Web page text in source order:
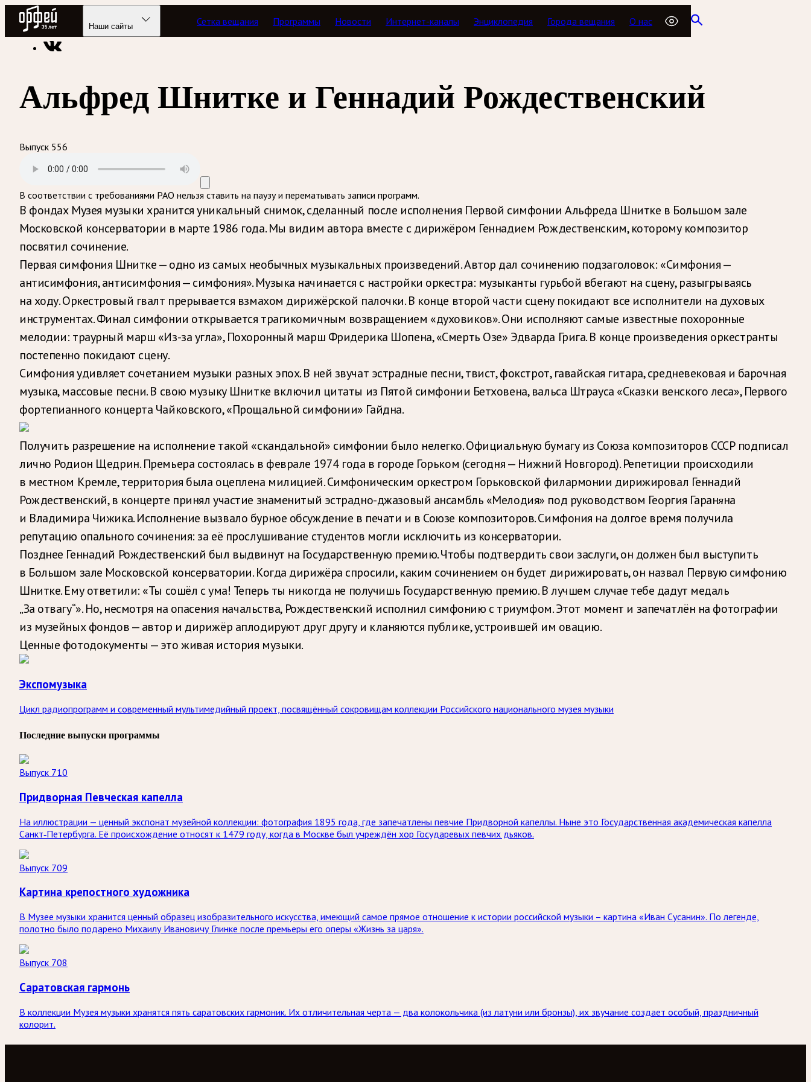
Радио Орфей
Наши сайты Сетка вещания Программы Новости Интернет-каналы Энциклопедия Города вещания О нас
Радио классической музыки «Орфей» Программы в эфире Экспомузыка
Альфред Шнитке и Геннадий Рождественский
Выпуск 556
В соответствии с требованиями РАО нельзя ставить на паузу и перематывать записи программ.
В фондах Музея музыки хранится уникальный снимок, сделанный после исполнения Первой симфонии Альфреда Шнитке в Большом зале
Московской консерватории в марте 1986 года. Мы видим автора вместе с дирижёром Геннадием Рождественским, которому композитор
посвятил сочинение.
Первая симфония Шнитке — одно из самых необычных музыкальных произведений. Автор дал сочинению подзаголовок: «Симфония —
антисимфония, антисимфония — симфония». Музыка начинается с настройки оркестра: музыканты гурьбой вбегают на сцену, разыгрываясь
на ходу. Оркестровый гвалт прерывается взмахом дирижёрской палочки. В конце второй части сцену покидают все исполнители на духовых
инструментах. Финал симфонии открывается трагикомичным возвращением «духовиков». Они исполняют самые известные похоронные
мелодии: траурный марш «Из-за угла», Похоронный марш Фридерика Шопена, «Смерть Озе» Эдварда Грига. В конце произведения оркестранты
постепенно покидают сцену.
Симфония удивляет сочетанием музыки разных эпох. В ней звучат эстрадные песни, твист, фокстрот, гавайская гитара, средневековая и барочная
музыка, массовые песни. В свою музыку Шнитке включил цитаты из Пятой симфонии Бетховена, вальса Штрауса «Сказки венского леса», Первого
фортепианного концерта Чайковского, «Прощальной симфонии» Гайдна.
Получить разрешение на исполнение такой «скандальной» симфонии было нелегко. Официальную бумагу из Союза композиторов СССР подписал
лично Родион Щедрин. Премьера состоялась в феврале 1974 года в городе Горьком (сегодня — Нижний Новгород). Репетиции происходили
в местном Кремле, территория была оцеплена милицией. Симфоническим оркестром Горьковской филармонии дирижировал Геннадий
Рождественский, в концерте принял участие знаменитый эстрадно-джазовый ансамбль «Мелодия» под руководством Георгия Гараняна
и Владимира Чижика. Исполнение вызвало бурное обсуждение в печати и в Союзе композиторов. Симфония на долгое время получила
репутацию опального сочинения: за её прослушивание студентов могли исключить из консерватории.
Позднее Геннадий Рождественский был выдвинут на Государственную премию. Чтобы подтвердить свои заслуги, он должен был выступить
в Большом зале Московской консерватории. Когда дирижёра спросили, каким сочинением он будет дирижировать, он назвал Первую симфонию
Шнитке. Ему ответили: «Ты сошёл с ума! Теперь ты никогда не получишь Государственную премию. В лучшем случае тебе дадут медаль
„За отвагу“». Но, несмотря на опасения начальства, Рождественский исполнил симфонию с триумфом. Этот момент и запечатлён на фотографии
из музейных фондов — автор и дирижёр аплодируют друг другу и кланяются публике, устроившей им овацию.
Ценные фотодокументы — это живая история музыки.
Экспомузыка
Цикл радиопрограмм и современный мультимедийный проект, посвящённый сокровищам коллекции Российского национального музея музыки
Последние выпуски программы
Выпуск 710
Придворная Певческая капелла
На иллюстрации — ценный экспонат музейной коллекции: фотография 1895 года, где запечатлены певчие Придворной капеллы. Ныне это Государственная академическая капелла
Санкт‑Петербурга. Её происхождение относят к 1479 году, когда в Москве был учреждён хор Государевых певчих дьяков.
Выпуск 709
Картина крепостного художника
В Музее музыки хранится ценный образец изобразительного искусства, имеющий самое прямое отношение к истории российской музыки – картина «Иван Сусанин». По легенде,
полотно было подарено Михаилу Ивановичу Глинке после премьеры его оперы «Жизнь за царя».
Выпуск 708
Саратовская гармонь
В коллекции Музея музыки хранятся пять саратовских гармоник. Их отличительная черта — два колокольчика (из латуни или бронзы), их звучание создает особый, праздничный
колорит.